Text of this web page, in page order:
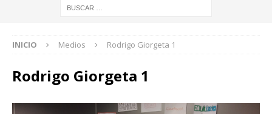
INICIO Medios Rodrigo Giorgeta 1
Rodrigo Giorgeta 1